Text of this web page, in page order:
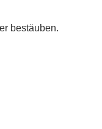
bestäuben.